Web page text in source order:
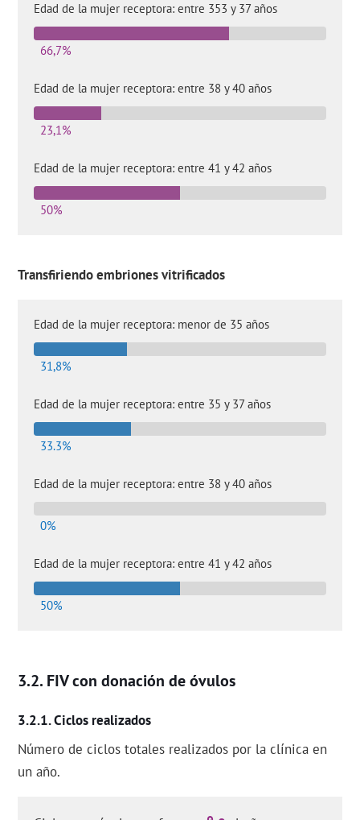
Edad de la mujer receptora: entre 353 y 37 años
66,7%
Edad de la mujer receptora: entre 38 y 40 años
23,1%
Edad de la mujer receptora: entre 41 y 42 años
50%
Transfiriendo embriones vitrificados
Edad de la mujer receptora: menor de 35 años
31,8%
Edad de la mujer receptora: entre 35 y 37 años
33.3%
Edad de la mujer receptora: entre 38 y 40 años
0%
Edad de la mujer receptora: entre 41 y 42 años
50%
FIV con donación de óvulos
Ciclos realizados
Número de ciclos totales realizados por la clínica en
un año.